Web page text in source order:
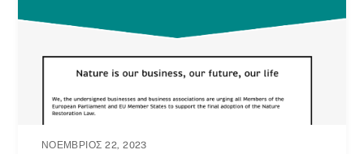
ΝΟΈΜΒΡΙΟΣ 22, 2023